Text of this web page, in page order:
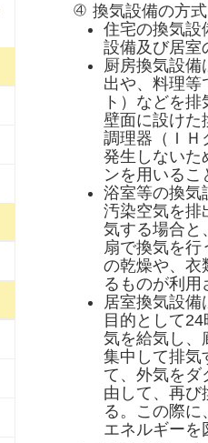
④ 換気設備の方式
住宅の換気設
設備及び居室
厨房換気設
出や、料理等
ト）などを
壁面に設けた
調理器（ＩＨ
発生しないた
ンを用いるこ
浴室等の換気
汚染空気を排
気する場合と
扇で換気を
の乾燥や、衣
るものが利用
居室換気設
目的として
気を給気し、
集中して排気
て、外気をダ
由して、再び
る。この際
エネルギーを